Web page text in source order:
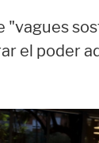
"vagues
el poder